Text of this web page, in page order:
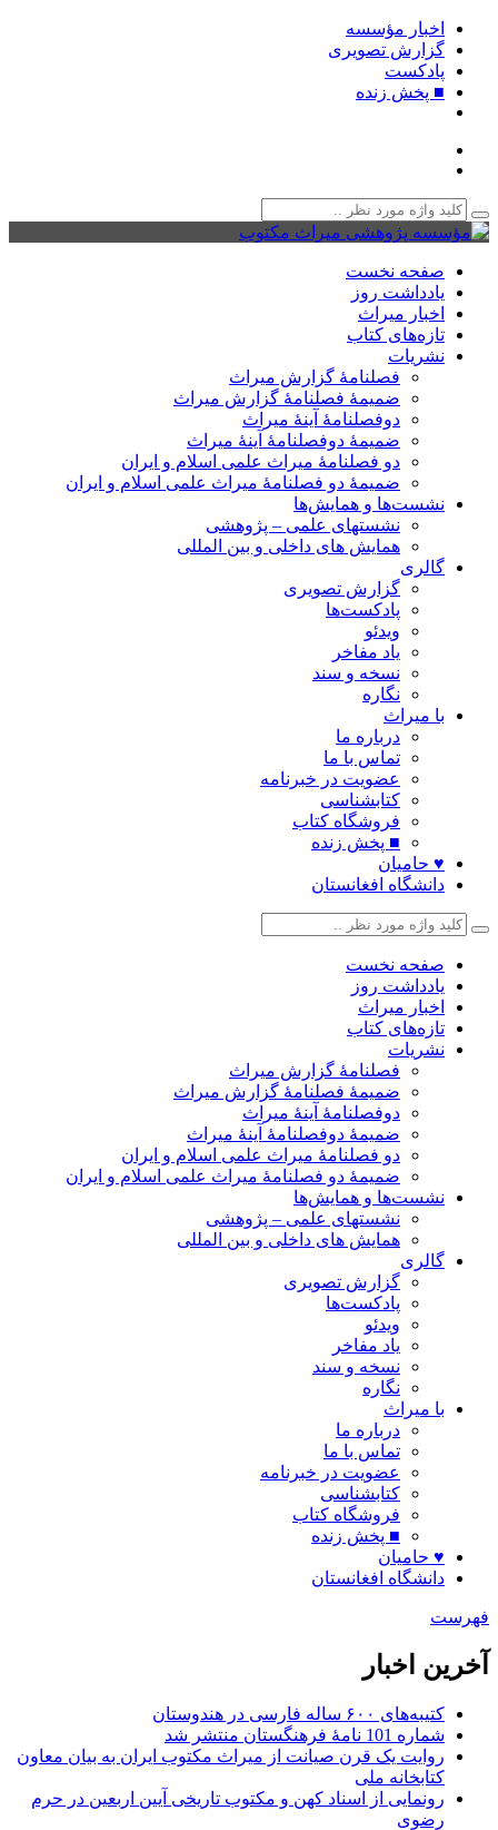
اخبار مؤسسه
گزارش تصویری
پادکست‌
■ پخش زنده
صفحه نخست
یادداشت روز
اخبار میراث
تازه‌های کتاب
نشریات
فصلنامۀ گزارش میراث
ضمیمۀ فصلنامۀ گزارش میراث
دوفصلنامۀ آینۀ میراث
ضمیمۀ دوفصلنامۀ آینۀ میراث
دو فصلنامۀ میراث علمی اسلام و ایران
ضمیمۀ دو فصلنامۀ میراث علمی اسلام و ایران
نشست‌ها و همایش‌ها
نشستهای علمی – پژوهشی
همایش های داخلی و بین المللی
گالری
گزارش تصویری
پادکست‌ها
ویدئو
یاد مفاخر
نسخه و سند
نگاره
با میراث
درباره ما
تماس با ما
عضویت در خبرنامه
کتابشناسی
فروشگاه کتاب
■ پخش زنده
♥ حامیان
دانشگاه افغانستان
صفحه نخست
یادداشت روز
اخبار میراث
تازه‌های کتاب
نشریات
فصلنامۀ گزارش میراث
ضمیمۀ فصلنامۀ گزارش میراث
دوفصلنامۀ آینۀ میراث
ضمیمۀ دوفصلنامۀ آینۀ میراث
دو فصلنامۀ میراث علمی اسلام و ایران
ضمیمۀ دو فصلنامۀ میراث علمی اسلام و ایران
نشست‌ها و همایش‌ها
نشستهای علمی – پژوهشی
همایش های داخلی و بین المللی
گالری
گزارش تصویری
پادکست‌ها
ویدئو
یاد مفاخر
نسخه و سند
نگاره
با میراث
درباره ما
تماس با ما
عضویت در خبرنامه
کتابشناسی
فروشگاه کتاب
■ پخش زنده
♥ حامیان
دانشگاه افغانستان
فهرست
آخرین اخبار
کتیبه‌های ۶۰۰ ساله فارسی در هندوستان
شماره 101 نامۀ فرهنگستان منتشر شد
روایت یک قرن صیانت از میراث مکتوب ایران به بیان معاون
کتابخانه ملی
رونمایی از اسناد کهن و مکتوب تاریخی آیین اربعین در حرم
رضوی